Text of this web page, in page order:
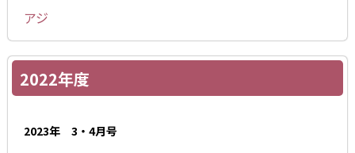
アジ
2022年度
2023年 3・4月号